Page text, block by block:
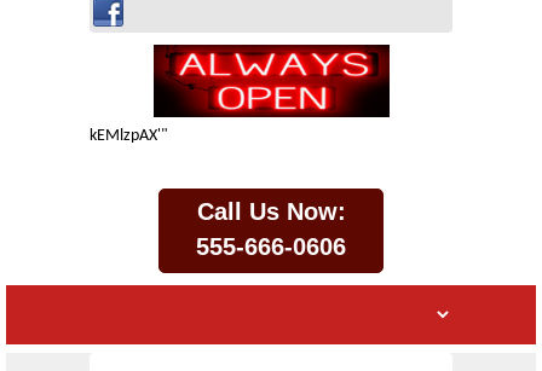
kEMlzpAX'"
Call Us Now:
555-666-0606